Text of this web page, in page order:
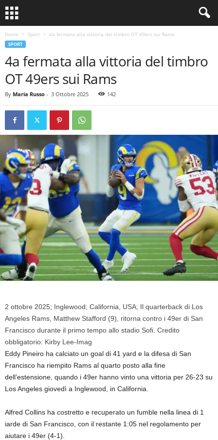
Home Sport 4a fermata alla vittoria del timbro OT 49ers sui Rams
SPORT
4a fermata alla vittoria del timbro
OT 49ers sui Rams
By Maria Russo - 3 Ottobre 2025 142
2 ottobre 2025; Inglewood, California, USA; Il quarterback di Los
Angeles Rams, Matthew Stafford (9), ritorna contro i 49er di San
Francisco durante il primo tempo allo stadio Sofi. Credito
obbligatorio: Kirby Lee-Imag
Eddy Pineiro ha calciato un goal di 41 yard e la difesa di San
Francisco ha riempito Rams al quarto posto alla fine
dell’estensione, quando i 49er hanno vinto una vittoria per 26-23 su
Los Angeles giovedì a Inglewood, in California.
Alfred Collins ha costretto e recuperato un fumble nella linea di 1
iarde di San Francisco, con il restante 1:05 nel regolamento per
aiutare i 49er (4-1).